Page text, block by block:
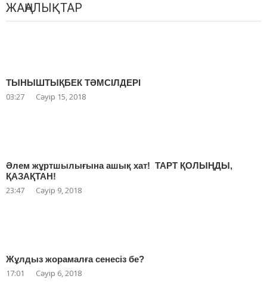
ЖАҢАЛЫҚТАР
ТЫНЫШТЫҚБЕК ТӘМСІЛДЕРІ
03:27 Сәуір 15, 2018
Әлем жұртшылығына ашық хат! ТАРТ ҚОЛЫҢДЫ,
ҚАЗАҚТАН!
23:47 Сәуір 9, 2018
Жұлдыз жорамалға сенесіз бе?
17:01 Сәуір 6, 2018